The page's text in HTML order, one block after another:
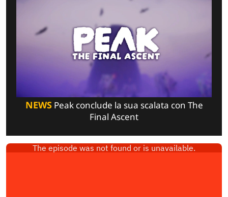
NEWSPeak conclude la sua scalata con The
Final Ascent